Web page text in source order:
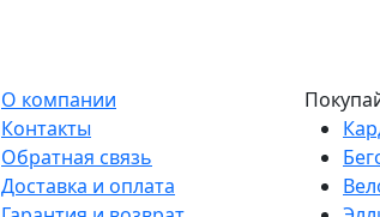
О компании
Контакты
Обратная связь
Доставка и оплата